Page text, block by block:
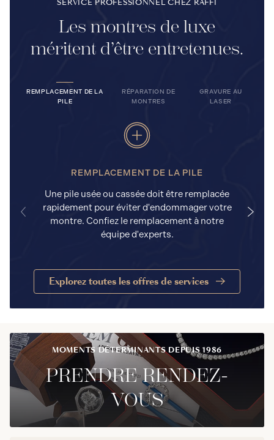
SERVICE PROFESSIONNEL CHEZ RAFFI
Les montres de luxe
méritent d’être entretenues.
REMPLACEMENT DE LA
PILE
RÉPARATION DE
MONTRES
GRAVURE AU
LASER
REMPLACEMENT DE LA PILE
Une pile usée ou cassée doit être remplacée
rapidement pour éviter d'endommager votre
montre. Confiez le remplacement à notre
équipe d'experts.
Explorez toutes les offres de services
MOMENTS DÉTERMINANTS DEPUIS 1986
PRENDRE RENDEZ-
VOUS